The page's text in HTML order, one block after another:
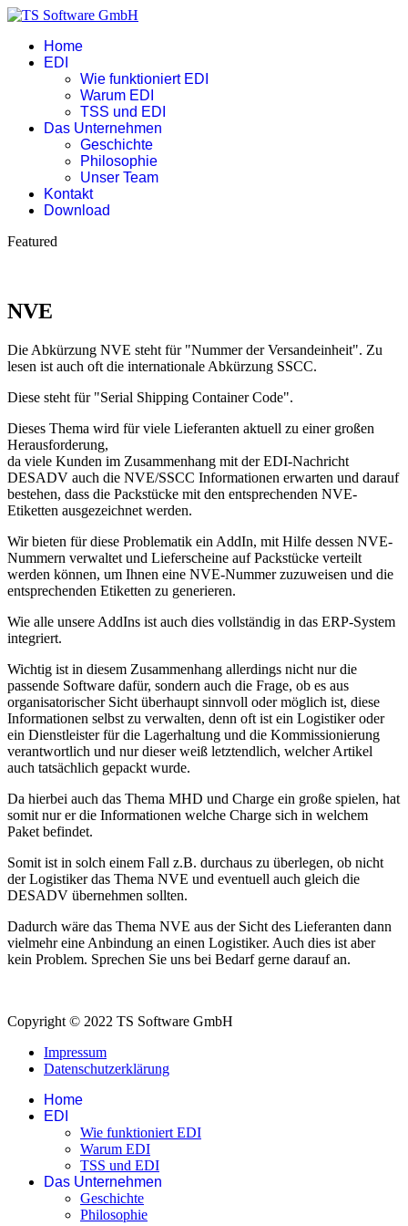
Home
EDI
Wie funktioniert EDI
Warum EDI
TSS und EDI
Das Unternehmen
Geschichte
Philosophie
Unser Team
Kontakt
Download
Featured
NVE
Die Abkürzung NVE steht für "Nummer der Versandeinheit". Zu
lesen ist auch oft die internationale Abkürzung SSCC.
Diese steht für "Serial Shipping Container Code".
Dieses Thema wird für viele Lieferanten aktuell zu einer großen
Herausforderung,
da viele Kunden im Zusammenhang mit der EDI-Nachricht
DESADV auch die NVE/SSCC Informationen erwarten und darauf
bestehen, dass die Packstücke mit den entsprechenden NVE-
Etiketten ausgezeichnet werden.
Wir bieten für diese Problematik ein AddIn, mit Hilfe dessen NVE-
Nummern verwaltet und Lieferscheine auf Packstücke verteilt
werden können, um Ihnen eine NVE-Nummer zuzuweisen und die
entsprechenden Etiketten zu generieren.
Wie alle unsere AddIns ist auch dies vollständig in das ERP-System
integriert.
Wichtig ist in diesem Zusammenhang allerdings nicht nur die
passende Software dafür, sondern auch die Frage, ob es aus
organisatorischer Sicht überhaupt sinnvoll oder möglich ist, diese
Informationen selbst zu verwalten, denn oft ist ein Logistiker oder
ein Dienstleister für die Lagerhaltung und die Kommissionierung
verantwortlich und nur dieser weiß letztendlich, welcher Artikel
auch tatsächlich gepackt wurde.
Da hierbei auch das Thema MHD und Charge ein große spielen, hat
somit nur er die Informationen welche Charge sich in welchem
Paket befindet.
Somit ist in solch einem Fall z.B. durchaus zu überlegen, ob nicht
der Logistiker das Thema NVE und eventuell auch gleich die
DESADV übernehmen sollten.
Dadurch wäre das Thema NVE aus der Sicht des Lieferanten dann
vielmehr eine Anbindung an einen Logistiker. Auch dies ist aber
kein Problem. Sprechen Sie uns bei Bedarf gerne darauf an.
Copyright © 2022 TS Software GmbH
Impressum
Datenschutzerklärung
Home
EDI
Wie funktioniert EDI
Warum EDI
TSS und EDI
Das Unternehmen
Geschichte
Philosophie